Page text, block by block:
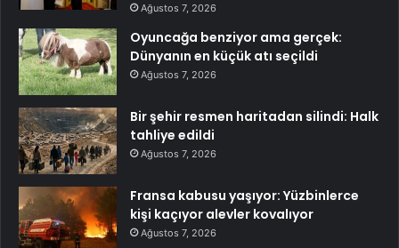
Ağustos 7, 2026
Oyuncağa benziyor ama gerçek:
Dünyanın en küçük atı seçildi
Ağustos 7, 2026
Bir şehir resmen haritadan silindi: Halk
tahliye edildi
Ağustos 7, 2026
Fransa kabusu yaşıyor: Yüzbinlerce
kişi kaçıyor alevler kovalıyor
Ağustos 7, 2026